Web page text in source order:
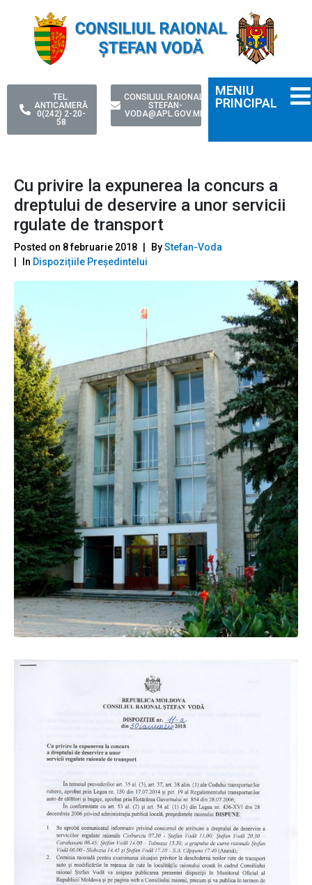
TEL.
ANTICAMERĂ
0(242) 2-20-
58
CONSILIUL.RAIONAL-
STEFAN-
VODA@APL.GOV.MD
MENIU
PRINCIPAL
Cu privire la expunerea la concurs a
dreptului de deservire a unor servicii
rgulate de transport
Posted on 8 februarie 2018 ByStefan-Voda
In Dispozițiile Președintelui